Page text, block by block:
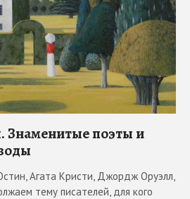
Знаменитые поэты и
Агата Кристи, Джордж Оруэлл,
тему писателей, для кого